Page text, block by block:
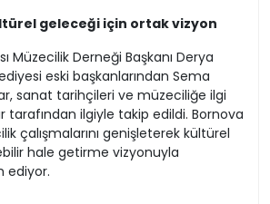
geleceği için ortak vizyon
Müzecilik Derneği Başkanı Derya
eski başkanlarından Sema
sanat tarihçileri ve müzeciliğe ilgi
tarafından ilgiyle takip edildi. Bornova
çalışmalarını genişleterek kültürel
hale getirme vizyonuyla
ediyor.